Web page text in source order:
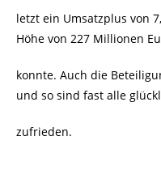
letzt ein Umsatzplus von
Höhe von 227 Millionen
konnte. Auch die
und so sind fast alle
zufrieden.